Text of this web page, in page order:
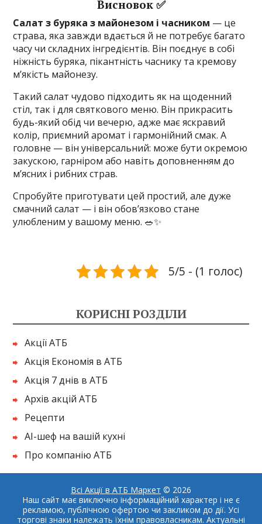
Висновок ✅
Салат з буряка з майонезом і часником — це
страва, яка завжди вдається й не потребує багато
часу чи складних інгредієнтів. Він поєднує в собі
ніжність буряка, пікантність часнику та кремову
м’якість майонезу.
Такий салат чудово підходить як на щоденний
стіл, так і для святкового меню. Він прикрасить
будь-який обід чи вечерю, адже має яскравий
колір, приємний аромат і гармонійний смак. А
головне — він універсальний: може бути окремою
закускою, гарніром або навіть доповненням до
м’ясних і рибних страв.
Спробуйте приготувати цей простий, але дуже
смачний салат — і він обов’язково стане
улюбленим у вашому меню. 🥗✨
5/5 - (1 голос)
КОРИСНІ РОЗДІЛИ
Акції АТБ
Акція Економія в АТБ
Акція 7 днів в АТБ
Архів акцій АТБ
Рецепти
AI-шеф на вашій кухні
Про компанію АТБ
Всі Акції в АТБ Маркет © 2026
Наш сайт має виключно інформаційний характер і не є
рекламою, публічною офертою чи закликом до дії. Усі
торгові знаки належать їхнім правовласникам. Актуальні